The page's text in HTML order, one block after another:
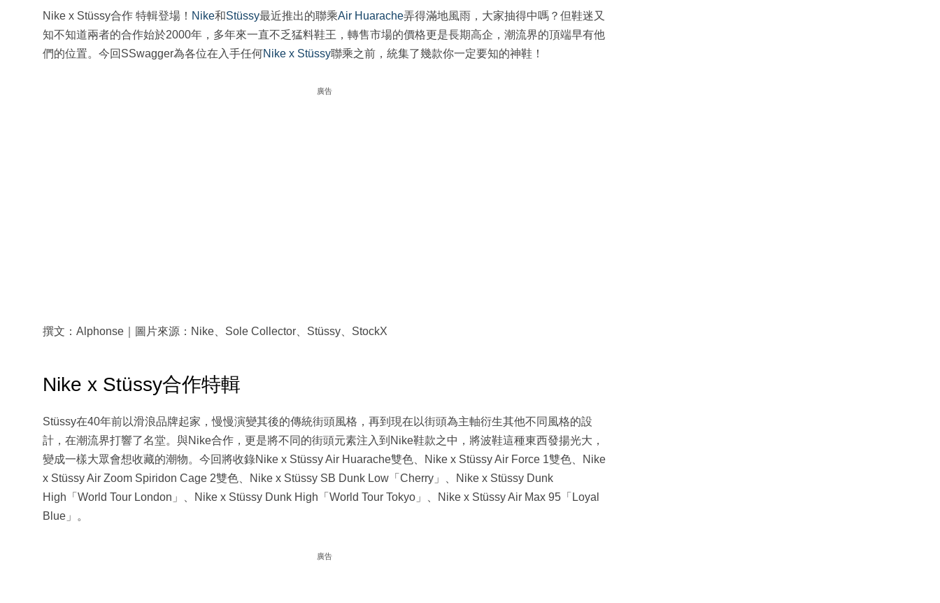
Nike x Stüssy合作 特輯登場！ Nike和Stüssy最近推出的聯乘Air Huarache弄得滿地風雨，大家抽得中嗎？但鞋迷又
知不知道兩者的合作始於2000年，多年來一直不乏猛料鞋王，轉售市場的價格更是長期高企，潮流界的頂端早有他
們的位置。今回SSwagger為各位在入手任何Nike x Stüssy聯乘之前，統集了幾款你一定要知的神鞋！
廣告
撰文：Alphonse｜圖片來源：Nike、Sole Collector、Stüssy、StockX
Nike x Stüssy合作特輯
Stüssy在40年前以滑浪品牌起家，慢慢演變其後的傳統街頭風格，再到現在以街頭為主軸衍生其他不同風格的設
計，在潮流界打響了名堂。與Nike合作，更是將不同的街頭元素注入到Nike鞋款之中，將波鞋這種東西發揚光大，
變成一樣大眾會想收藏的潮物。今回將收錄Nike x Stüssy Air Huarache雙色、Nike x Stüssy Air Force 1雙色、Nike
x Stüssy Air Zoom Spiridon Cage 2雙色、Nike x Stüssy SB Dunk Low「Cherry」、Nike x Stüssy Dunk
High「World Tour London」、Nike x Stüssy Dunk High「World Tour Tokyo」、Nike x Stüssy Air Max 95「Loyal
Blue」。
廣告